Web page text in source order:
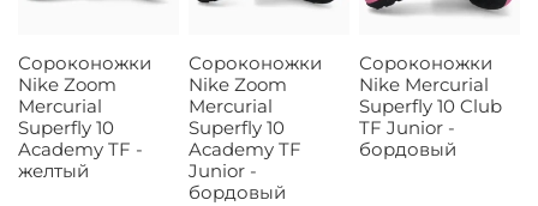
Сороконожки
Nike Zoom
Mercurial
Superfly 10
Academy TF -
желтый
Сороконожки
Nike Zoom
Mercurial
Superfly 10
Academy TF
Junior -
бордовый
Сороконожки
Nike Mercurial
Superfly 10 Club
TF Junior -
бордовый